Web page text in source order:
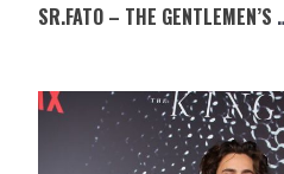
SR.FATO – THE